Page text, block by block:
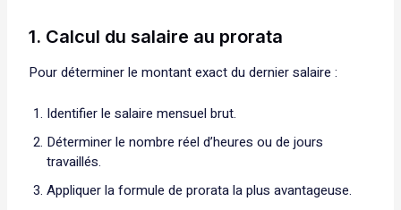
1. Calcul du salaire au prorata
Pour déterminer le montant exact du dernier salaire :
Identifier le salaire mensuel brut.
Déterminer le nombre réel d’heures ou de jours
travaillés.
Appliquer la formule de prorata la plus avantageuse.